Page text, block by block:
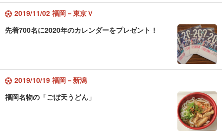
2019/11/02 福岡－東京Ｖ
先着700名に2020年のカレンダーをプレゼント！
2019/10/19 福岡－新潟
福岡名物の「ごぼ天うどん」